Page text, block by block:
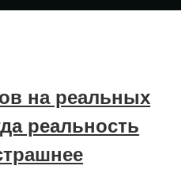
на реальных
реальность